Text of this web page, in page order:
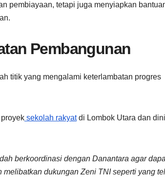
pembiayaan, tetapi juga menyiapkan
Pembangunan
titik yang mengalami keterlambatan progres
sekolah rakyatdi Lombok Utara dan
berkoordinasi dengan Danantara agar
dukungan Zeni TNI seperti yang